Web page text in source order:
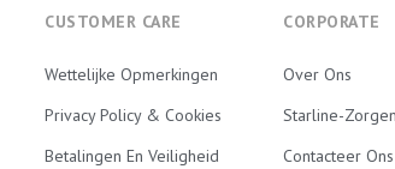
CUSTOMER CARE
Wettelijke Opmerkingen
Privacy Policy & Cookies
Betalingen En Veiligheid
CORPORATE
Over Ons
Starline-Zorgen
Contacteer Ons